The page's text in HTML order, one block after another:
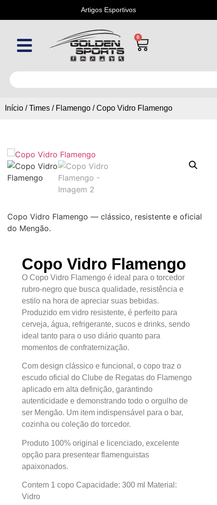
Artigos Esportivos
0
Início /Times / Flamengo / Copo Vidro Flamengo
Copo Vidro Flamengo — clássico, resistente e oficial
do Mengão.
Copo Vidro Flamengo
O Copo Vidro Flamengo é ideal para o torcedor
rubro-negro que busca qualidade, resistência e
estilo na hora de apreciar suas bebidas.
Produzido em vidro resistente, é perfeito para
cerveja, água, refrigerante, sucos e drinks, sendo
ideal tanto para o uso diário quanto para
momentos de confraternização.
Com design clássico e funcional, o copo traz o
escudo oficial do Clube de Regatas do Flamengo
aplicado em alta definição, garantindo
autenticidade e demonstrando todo o orgulho de
ser Mengão. Um item indispensável para o bar,
cozinha ou coleção do torcedor.
Produto 100% original e licenciado, excelente
opção para presentear flamenguistas
apaixonados.
Contem 1 copo Capacidade: 300 ml Material:
Vidro